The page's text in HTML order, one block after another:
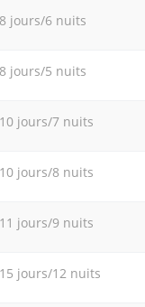
8 jours/6 nuits
8 jours/5 nuits
10 jours/7 nuits
10 jours/8 nuits
11 jours/9 nuits
15 jours/12 nuits